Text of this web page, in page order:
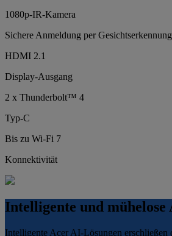
1080p-IR-Kamera
Sichere Anmeldung per Gesichtserkennung
HDMI 2.1
Display-Ausgang
2 x Thunderbolt™ 4
Typ-C
Bis zu Wi-Fi 7
Konnektivität
Intelligente und mühelose
Intelligente Acer AI-Lösungen erschließen